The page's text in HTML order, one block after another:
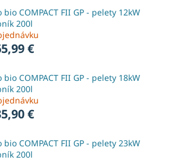
bio COMPACT FII GP - pelety 12kW
200l
€
bio COMPACT FII GP - pelety 18kW
200l
€
bio COMPACT FII GP - pelety 23kW
200l